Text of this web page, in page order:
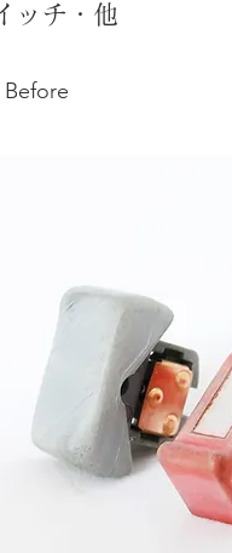
ッチ・他
Before